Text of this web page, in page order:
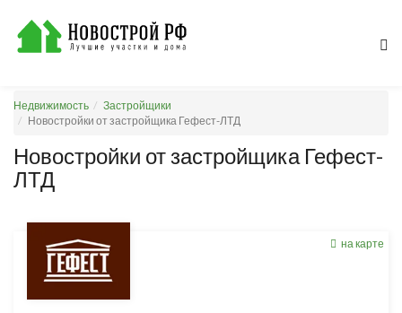
Недвижимость
Застройщики
Новостройки от застройщика Гефест-ЛТД
Новостройки от застройщика Гефест-
ЛТД
на карте